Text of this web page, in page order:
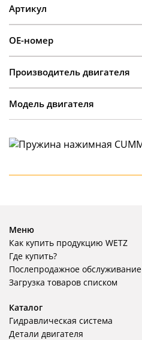
Артикул
OE-номер
Производитель двигателя
Модель двигателя
Меню
Как купить продукцию WETZ
Где купить?
Послепродажное обслуживание
Загрузка товаров списком
Каталог
Гидравлическая система
Детали двигателя